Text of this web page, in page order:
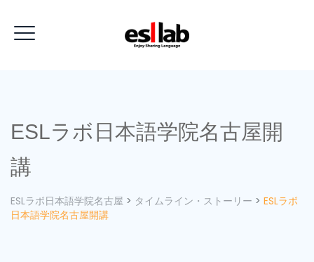
ESLラボ日本語学院名古屋開
講
ESLラボ日本語学院名古屋 > タイムライン・ストーリー > ESLラボ
日本語学院名古屋開講